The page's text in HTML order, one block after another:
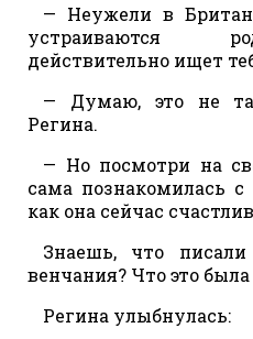
— Неужели в
устраиваются
действительно ищет
— Думаю, это не
Регина.
— Но посмотри на
сама познакомилась
как она сейчас
Знаешь, что
венчания? Что это
Регина улыбнулась: